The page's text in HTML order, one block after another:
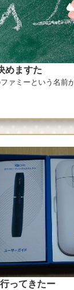
めますた
ァミーという名前
ってきたー